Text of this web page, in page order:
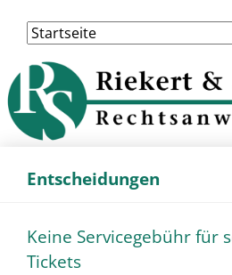
Navigation
überspringen
Entscheidungen
Keine Servicegebühr für
Tickets